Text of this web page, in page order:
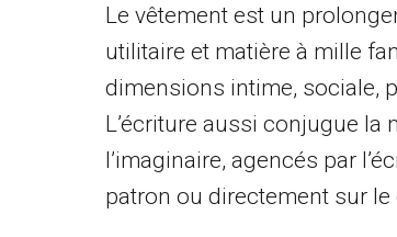
Le vêtement est un
utilitaire et matière à mille
dimensions intime, sociale,
L’écriture aussi conjugue la
l’imaginaire, agencés par
patron ou directement sur le